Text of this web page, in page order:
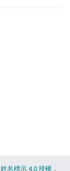
名標示 4.0 授權 ，